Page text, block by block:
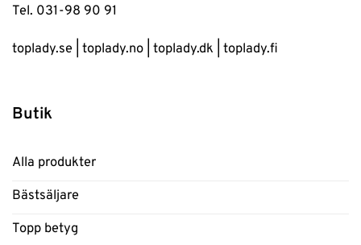
Tel. 031-98 90 91
toplady.se toplady.no toplady.dk toplady.fi
Butik
Alla produkter
Bästsäljare
Topp betyg